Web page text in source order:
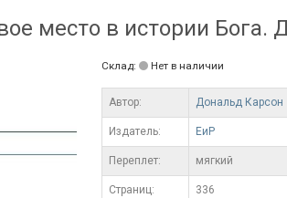
место в истории Бога.
Склад: Нет в наличии
Автор: Дональд Карсон
Издатель: ЕиР
Переплет: мягкий
Cтраниц: 336